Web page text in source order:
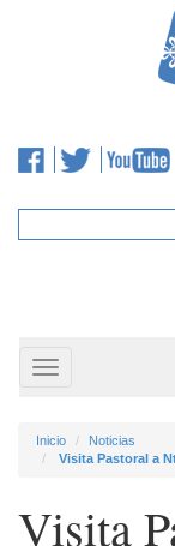
Toggle
navigation
Inicio
Noticias
Visita Pastoral a
Visita